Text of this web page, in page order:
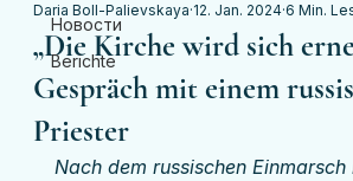
Новости
Berichte
„Die Kirche wird sich
Gespräch mit einem
Priester
Daria Boll-Palievskaya 12. Jan. 2024 6 Min.
Nach dem russischen Einmarsch